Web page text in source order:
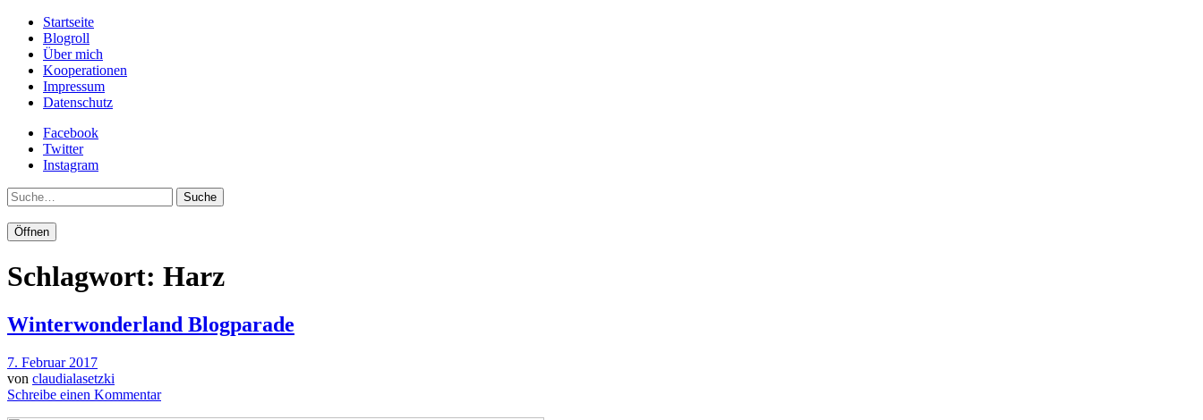
Startseite
Blogroll
Über mich
Kooperationen
Impressum
Datenschutz
Facebook
Twitter
Instagram
Suche
Öffnen
Schlagwort: Harz
Winterwonderland Blogparade
7. Februar 2017
von claudialasetzki
Schreibe einen Kommentar